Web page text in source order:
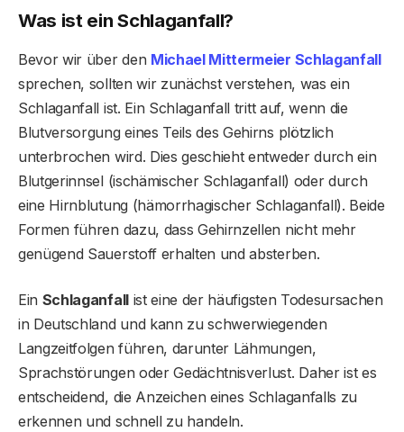
Was ist ein Schlaganfall?
Bevor wir über den Michael Mittermeier Schlaganfall
sprechen, sollten wir zunächst verstehen, was ein
Schlaganfall ist. Ein Schlaganfall tritt auf, wenn die
Blutversorgung eines Teils des Gehirns plötzlich
unterbrochen wird. Dies geschieht entweder durch ein
Blutgerinnsel (ischämischer Schlaganfall) oder durch
eine Hirnblutung (hämorrhagischer Schlaganfall). Beide
Formen führen dazu, dass Gehirnzellen nicht mehr
genügend Sauerstoff erhalten und absterben.
Ein Schlaganfallist eine der häufigsten Todesursachen
in Deutschland und kann zu schwerwiegenden
Langzeitfolgen führen, darunter Lähmungen,
Sprachstörungen oder Gedächtnisverlust. Daher ist es
entscheidend, die Anzeichen eines Schlaganfalls zu
erkennen und schnell zu handeln.